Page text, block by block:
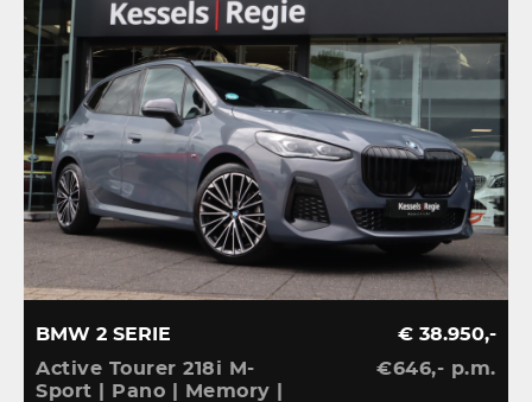
BMW 2 SERIE
Active Tourer 218i M-
Sport | Pano | Memory |
€ 38.950,-
€646,- p.m.